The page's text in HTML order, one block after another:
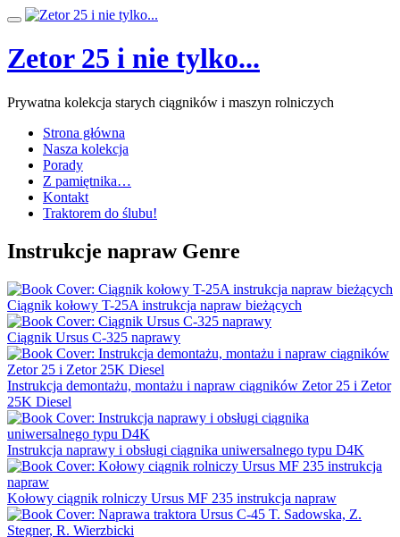
Przeskocz
treści
Przełącz
Zetor 25 i nie tylko...
Prywatna kolekcja starych ciągników i maszyn rolniczych
Strona główna
Nasza kolekcja
Porady
Z pamiętnika…
Kontakt
Traktorem do ślubu!
Instrukcje napraw Genre
Ciągnik kołowy T-25A instrukcja napraw bieżących
Ciągnik Ursus C-325 naprawy
Instrukcja demontażu, montażu i napraw ciągników Zetor 25 i Zetor
25K Diesel
Instrukcja naprawy i obsługi ciągnika uniwersalnego typu D4K
Kołowy ciągnik rolniczy Ursus MF 235 instrukcja napraw